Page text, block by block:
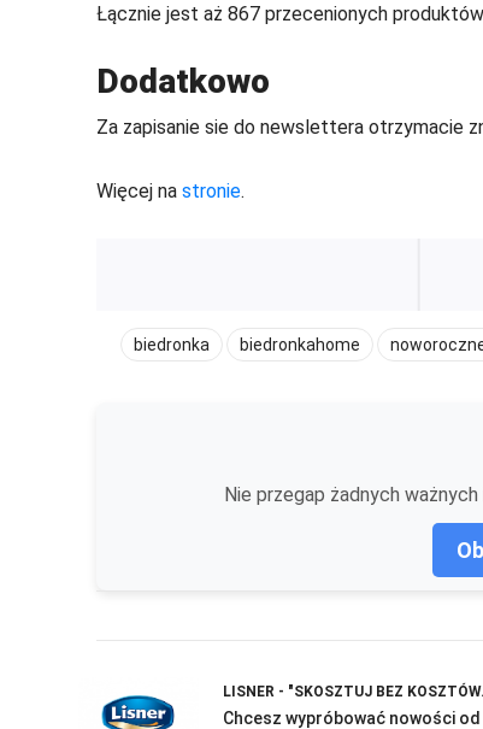
Łącznie jest aż 867 przecenionych
Dodatkowo
Za zapisanie sie do newslettera otrzymacie
Więcej na stronie.
biedronka biedronkahome
Nie przegap żadnych
LISNER - "SKOSZTUJ BEZ
Chcesz wypróbować nowości od